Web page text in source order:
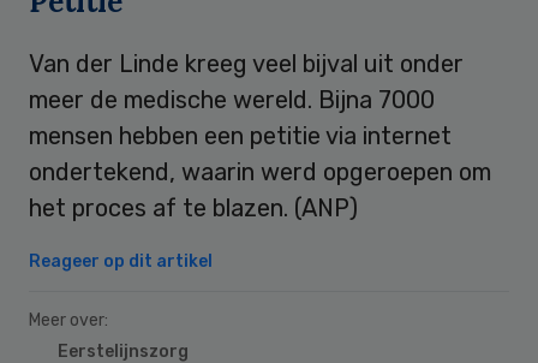
Van der Linde kreeg veel bijval uit onder
meer de medische wereld. Bijna 7000
mensen hebben een petitie via internet
ondertekend, waarin werd opgeroepen om
het proces af te blazen. (ANP)
Reageer op dit artikel
Meer over:
Eerstelijnszorg